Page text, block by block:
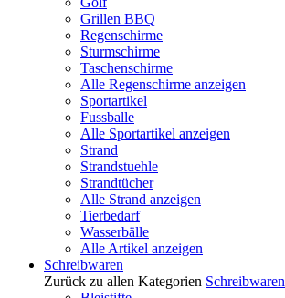
Grillen BBQ
Regenschirme
Sturmschirme
Taschenschirme
Alle Regenschirme anzeigen
Sportartikel
Fussballe
Alle Sportartikel anzeigen
Strand
Strandstuehle
Strandtücher
Alle Strand anzeigen
Tierbedarf
Wasserbälle
Alle Artikel anzeigen
Schreibwaren
Zurück zu allen Kategorien Schreibwaren